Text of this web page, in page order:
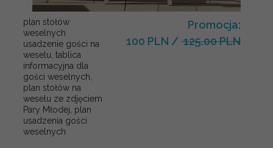
plan stołów
weselnych
usadzenie gości na
weselu, tablica
informacyjna dla
gości weselnych,
plan stołów na
weselu ze zdjęciem
Pary Młodej, plan
usadzenia gości
weselnych
Promocja:
100 PLN / 125.00 PLN